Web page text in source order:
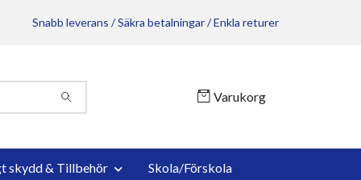
Snabb leverans / Säkra betalningar / Enkla returer
Varukorg
skydd & Tillbehör
Skola/Förskola